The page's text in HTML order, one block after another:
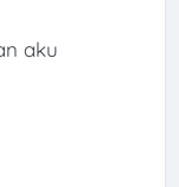
aku